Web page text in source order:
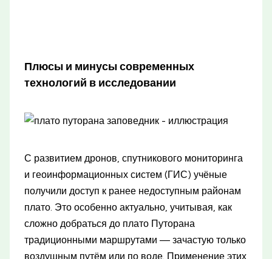
Плюсы и минусы современных
технологий в исследовании
С развитием дронов, спутникового мониторинга
и геоинформационных систем (ГИС) учёные
получили доступ к ранее недоступным районам
плато. Это особенно актуально, учитывая, как
сложно добраться до плато Путорана
традиционными маршрутами — зачастую только
воздушным путём или по воде. Применение этих